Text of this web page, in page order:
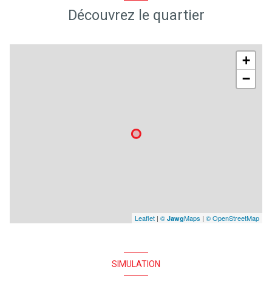
Découvrez le quartier
+
−
Leaflet | © JawgMaps | © OpenStreetMap
SIMULATION